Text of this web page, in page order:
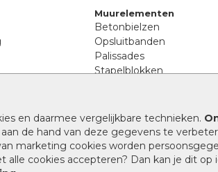
en daarmee vergelijkbare technieken.
de hand van deze gegevens te
marketing cookies worden
cookies accepteren? Dan kan je dit
Muurelementen
Betonbielzen
Opsluitbanden
Palissades
Stapelblokken
Afwatering en diversen
Beplantings en
Split, grind en zand
Oprit tegels